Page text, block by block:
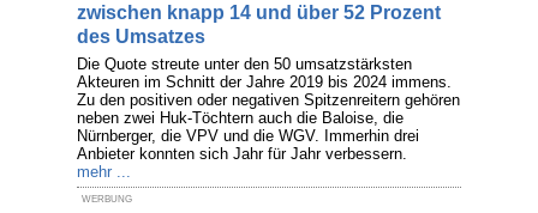
zwischen knapp 14 und über 52 Prozent
des Umsatzes
Die Quote streute unter den 50 umsatzstärksten
Akteuren im Schnitt der Jahre 2019 bis 2024 immens.
Zu den positiven oder negativen Spitzenreitern gehören
neben zwei Huk-Töchtern auch die Baloise, die
Nürnberger, die VPV und die WGV. Immerhin drei
Anbieter konnten sich Jahr für Jahr verbessern.
mehr ...
WERBUNG